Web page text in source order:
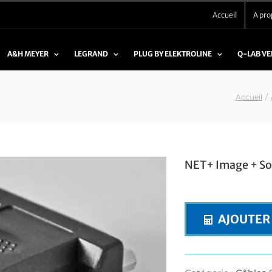
Accueil A
A&H MEYER LEGRAND PLUG BY ELEKTROLINE Q-LAB
Accueil /
NET+ Image +